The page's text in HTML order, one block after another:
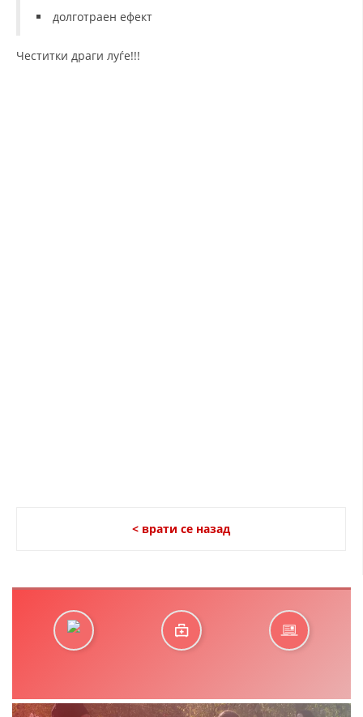
долготраен ефект
Честитки драги луѓе!!!
< врати се назад